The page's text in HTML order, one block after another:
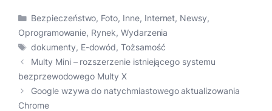
Kategorie
Bezpieczeństwo, Foto, Inne, Internet, Newsy,
Oprogramowanie, Rynek, Wydarzenia
Tagi
dokumenty, E-dowód,Tożsamość
Multy Mini – rozszerzenie istniejącego systemu
bezprzewodowego Multy X
Google wzywa do natychmiastowego aktualizowania
Chrome